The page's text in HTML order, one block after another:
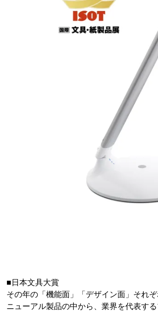
■日本文具大賞
その年の「機能面」「デザイン面」それ
ニューアル製品の中から、業界を代表す